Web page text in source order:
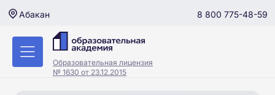
Абакан 8 800 775-48-59
Образовательная лицензия
№ 1630 от 23.12.2015